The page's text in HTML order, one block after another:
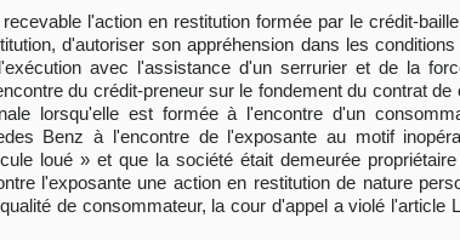
l'action en restitution formée par le crédit-
d'autoriser son appréhension dans les
avec l'assistance d'un serrurier et de la
du crédit-preneur sur le fondement du contrat
lorsqu'elle est formée à l'encontre d'un
Benz à l'encontre de l'exposante au motif
loué » et que la société était demeurée
l'exposante une action en restitution de nature
de consommateur, la cour d'appel a violé l'article